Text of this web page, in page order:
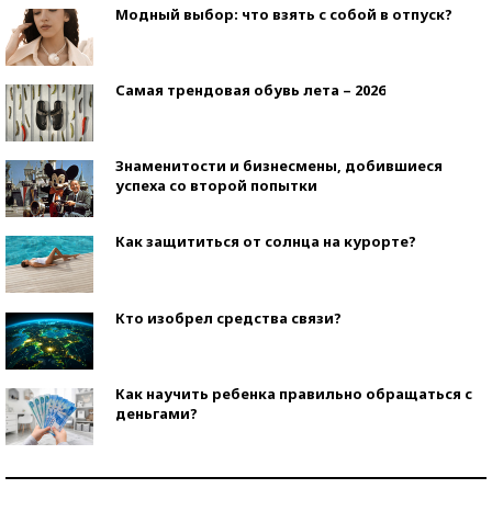
Модный выбор: что взять с собой в отпуск?
Самая трендовая обувь лета – 2026
Знаменитости и бизнесмены, добившиеся
успеха со второй попытки
Как защититься от солнца на курорте?
Кто изобрел средства связи?
Как научить ребенка правильно обращаться с
деньгами?